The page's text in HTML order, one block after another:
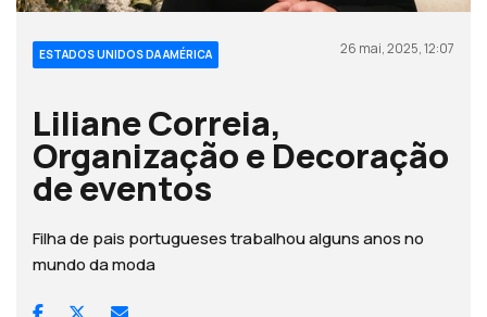
ESTADOS UNIDOS DA AMÉRICA 26 mai, 2025, 12:07
Liliane Correia,
Organização e Decoração
de eventos
Filha de pais portugueses trabalhou alguns anos no
mundo da moda